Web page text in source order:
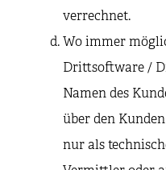
verrechnet.
Wo immer
Drittsoftware /
Namen des
über den
nur als